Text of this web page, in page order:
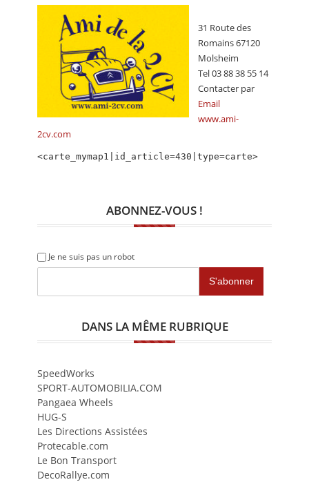
EVÈNEMENTS
CALENDRIER
FOCUS
VIDEO
PETITES ANNONCES
31 Route des
Romains 67120
Molsheim
Tel 03 88 38 55 14
Contacter par
Email
www.ami-
2cv.com
<carte_mymap1|id_article=430|type=carte>
ABONNEZ-VOUS !
Je ne suis pas un robot
DANS LA MÊME RUBRIQUE
SpeedWorks
SPORT-AUTOMOBILIA.COM
Pangaea Wheels
HUG-S
Les Directions Assistées
Protecable.com
Le Bon Transport
DecoRallye.com